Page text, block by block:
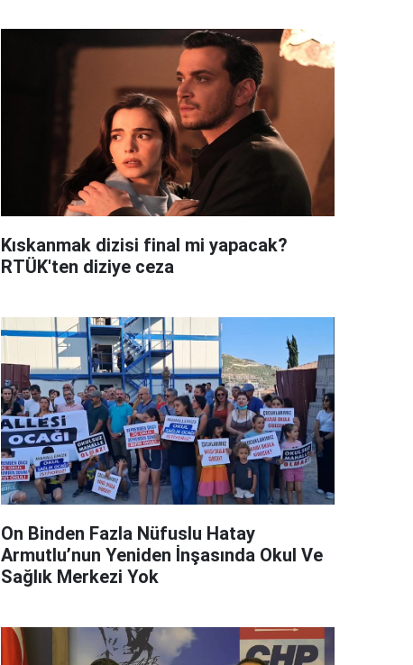
Kıskanmak dizisi final mi yapacak?
RTÜK'ten diziye ceza
On Binden Fazla Nüfuslu Hatay
Armutlu’nun Yeniden İnşasında Okul Ve
Sağlık Merkezi Yok